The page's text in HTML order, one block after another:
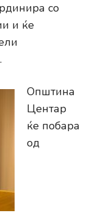
со
и ќе
Општина
Центар
ќе побара
од